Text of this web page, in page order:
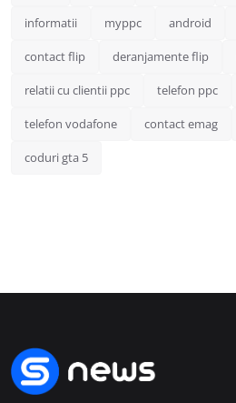
informatii myppc android
contact flip deranjamente flip
relatii cu clientii ppc telefon ppc
telefon vodafone contact emag
coduri gta 5